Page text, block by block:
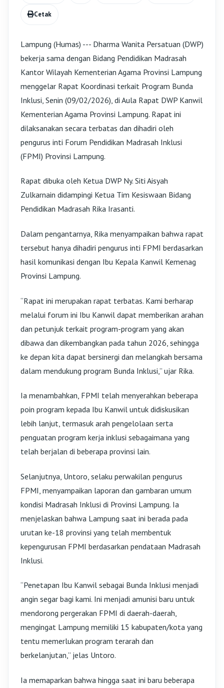
Cetak
Lampung (Humas) --- Dharma Wanita Persatuan (DWP)
bekerja sama dengan Bidang Pendidikan Madrasah
Kantor Wilayah Kementerian Agama Provinsi Lampung
menggelar Rapat Koordinasi terkait Program Bunda
Inklusi, Senin (09/02/2026), di Aula Rapat DWP Kanwil
Kementerian Agama Provinsi Lampung. Rapat ini
dilaksanakan secara terbatas dan dihadiri oleh
pengurus inti Forum Pendidikan Madrasah Inklusi
(FPMI) Provinsi Lampung.
Rapat dibuka oleh Ketua DWP Ny. Siti Aisyah
Zulkarnain didampingi Ketua Tim Kesiswaan Bidang
Pendidikan Madrasah Rika Irasanti.
Dalam pengantarnya, Rika menyampaikan bahwa rapat
tersebut hanya dihadiri pengurus inti FPMI berdasarkan
hasil komunikasi dengan Ibu Kepala Kanwil Kemenag
Provinsi Lampung.
“Rapat ini merupakan rapat terbatas. Kami berharap
melalui forum ini Ibu Kanwil dapat memberikan arahan
dan petunjuk terkait program-program yang akan
dibawa dan dikembangkan pada tahun 2026, sehingga
ke depan kita dapat bersinergi dan melangkah bersama
dalam mendukung program Bunda Inklusi,” ujar Rika.
Ia menambahkan, FPMI telah menyerahkan beberapa
poin program kepada Ibu Kanwil untuk didiskusikan
lebih lanjut, termasuk arah pengelolaan serta
penguatan program kerja inklusi sebagaimana yang
telah berjalan di beberapa provinsi lain.
Selanjutnya, Untoro, selaku perwakilan pengurus
FPMI, menyampaikan laporan dan gambaran umum
kondisi Madrasah Inklusi di Provinsi Lampung. Ia
menjelaskan bahwa Lampung saat ini berada pada
urutan ke-18 provinsi yang telah membentuk
kepengurusan FPMI berdasarkan pendataan Madrasah
Inklusi.
“Penetapan Ibu Kanwil sebagai Bunda Inklusi menjadi
angin segar bagi kami. Ini menjadi amunisi baru untuk
mendorong pergerakan FPMI di daerah-daerah,
mengingat Lampung memiliki 15 kabupaten/kota yang
tentu memerlukan program terarah dan
berkelanjutan,” jelas Untoro.
Ia memaparkan bahwa hingga saat ini baru beberapa